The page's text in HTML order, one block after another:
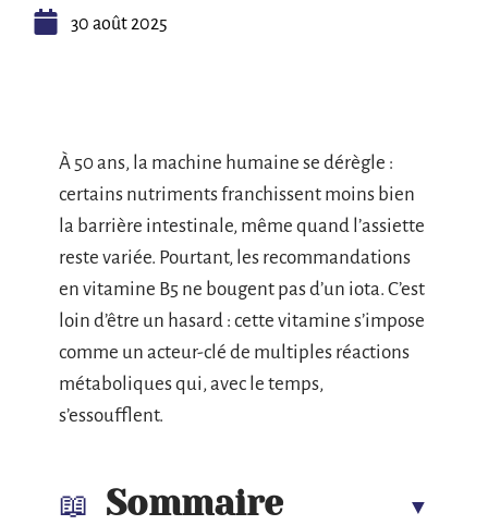
30 août 2025
À 50 ans, la machine humaine se dérègle :
certains nutriments franchissent moins bien
la barrière intestinale, même quand l’assiette
reste variée. Pourtant, les recommandations
en vitamine B5 ne bougent pas d’un iota. C’est
loin d’être un hasard : cette vitamine s’impose
comme un acteur-clé de multiples réactions
métaboliques qui, avec le temps,
s’essoufflent.
Sommaire